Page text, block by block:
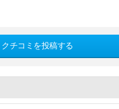
クチコミを投稿する